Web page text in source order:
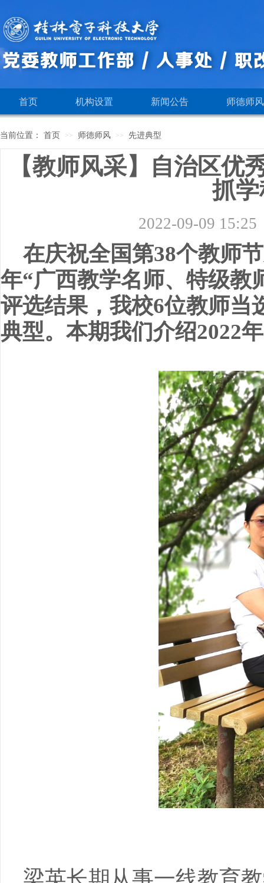
首页 机构设置 新闻公告 师德师风
当前位置： 首页 >> 师德师风 >> 先进典型
【教师风采】自治区优
抓
2022-09-09 15:25
在庆祝全国第38个教师
年“广西教学名师、特级教
评选结果，我校6位教师当
典型。本期我们介绍2022